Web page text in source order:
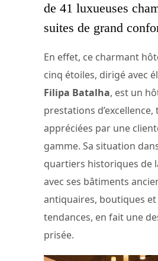
de 41 luxueuses
suites de grand
En effet, ce charmant
cinq étoiles, dirigé avec
Filipa Batalha, est un
prestations d’excellence,
appréciées par une
gamme. Sa situation
quartiers historiques de
avec ses bâtiments
antiquaires, boutiques
tendances, en fait une
prisée.